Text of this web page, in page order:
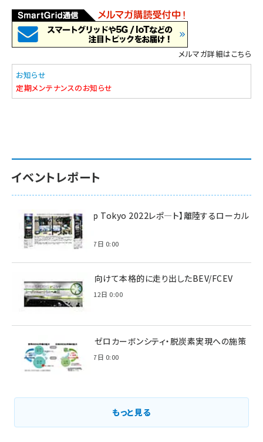
メルマガ詳細はこちら
お知らせ
定期メンテナンスのお知らせ
イベントレポート
【Interop Tokyo 2022レポ—ト】離陸するローカル
5G！
2022年7月7日 0:00
脱炭素に向けて本格的に走り出したBEV/FCEV
2022年6月12日 0:00
環境省のゼロカーボンシティ・脱炭素実現への施策
2021年3月7日 0:00
もっと見る